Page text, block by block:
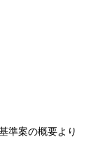
準案の概要より